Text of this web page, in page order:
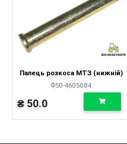
Палець розкоса МТЗ (нижній)
Ф50-4605084
₴ 50.0